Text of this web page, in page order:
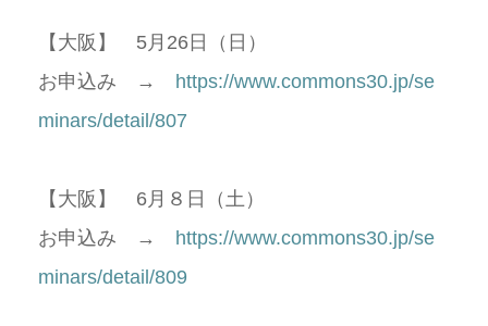
【大阪】 5月26日（日）
お申込み → https://www.commons30.jp/se
minars/detail/807
【大阪】 6月８日（土）
お申込み → https://www.commons30.jp/se
minars/detail/809